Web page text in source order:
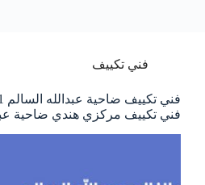
فني تكييف
فني تكييف مركزي هندي ضاحية